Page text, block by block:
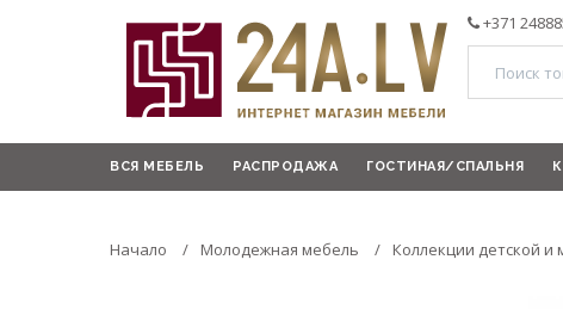
+371
ВСЯ МЕБЕЛЬ РАСПРОДАЖА ГОСТИНАЯ/СПАЛЬНЯ
Начало Молодежная мебель Коллекции детской